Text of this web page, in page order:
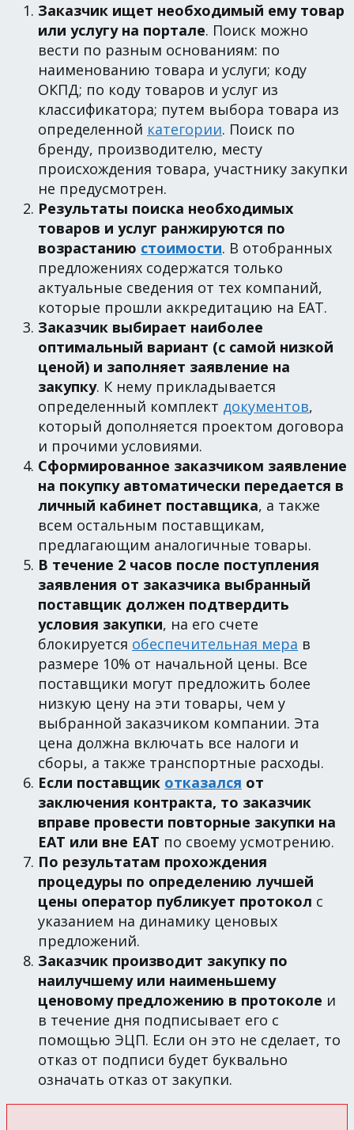
Заказчик ищет необходимый ему товар
или услугу на портале. Поиск можно
вести по разным основаниям: по
наименованию товара и услуги; коду
ОКПД; по коду товаров и услуг из
классификатора; путем выбора товара из
определенной категории. Поиск по
бренду, производителю, месту
происхождения товара, участнику закупки
не предусмотрен.
Результаты поиска необходимых
товаров и услуг ранжируются по
возрастанию стоимости. В отобранных
предложениях содержатся только
актуальные сведения от тех компаний,
которые прошли аккредитацию на ЕАТ.
Заказчик выбирает наиболее
оптимальный вариант (с самой низкой
ценой) и заполняет заявление на
закупку. К нему прикладывается
определенный комплект документов,
который дополняется проектом договора
и прочими условиями.
Сформированное заказчиком заявление
на покупку автоматически передается в
личный кабинет поставщика, а также
всем остальным поставщикам,
предлагающим аналогичные товары.
В течение 2 часов после поступления
заявления от заказчика выбранный
поставщик должен подтвердить
условия закупки, на его счете
блокируется обеспечительная мера в
размере 10% от начальной цены. Все
поставщики могут предложить более
низкую цену на эти товары, чем у
выбранной заказчиком компании. Эта
цена должна включать все налоги и
сборы, а также транспортные расходы.
Если поставщик отказался от
заключения контракта, то заказчик
вправе провести повторные закупки на
ЕАТ или вне ЕАТ по своему усмотрению.
По результатам прохождения
процедуры по определению лучшей
цены оператор публикует протокол с
указанием на динамику ценовых
предложений.
Заказчик производит закупку по
наилучшему или наименьшему
ценовому предложению в протоколе и
в течение дня подписывает его с
помощью ЭЦП. Если он это не сделает, то
отказ от подписи будет буквально
означать отказ от закупки.